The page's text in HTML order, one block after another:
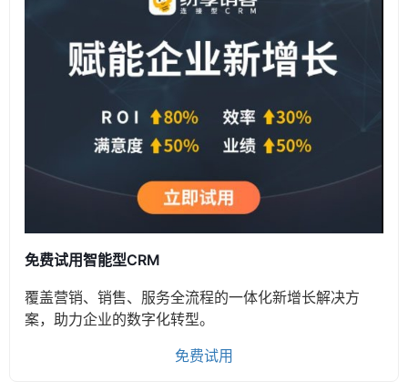
免费试用智能型CRM
覆盖营销、销售、服务全流程的一体化新增长解决方
案，助力企业的数字化转型。
免费试用